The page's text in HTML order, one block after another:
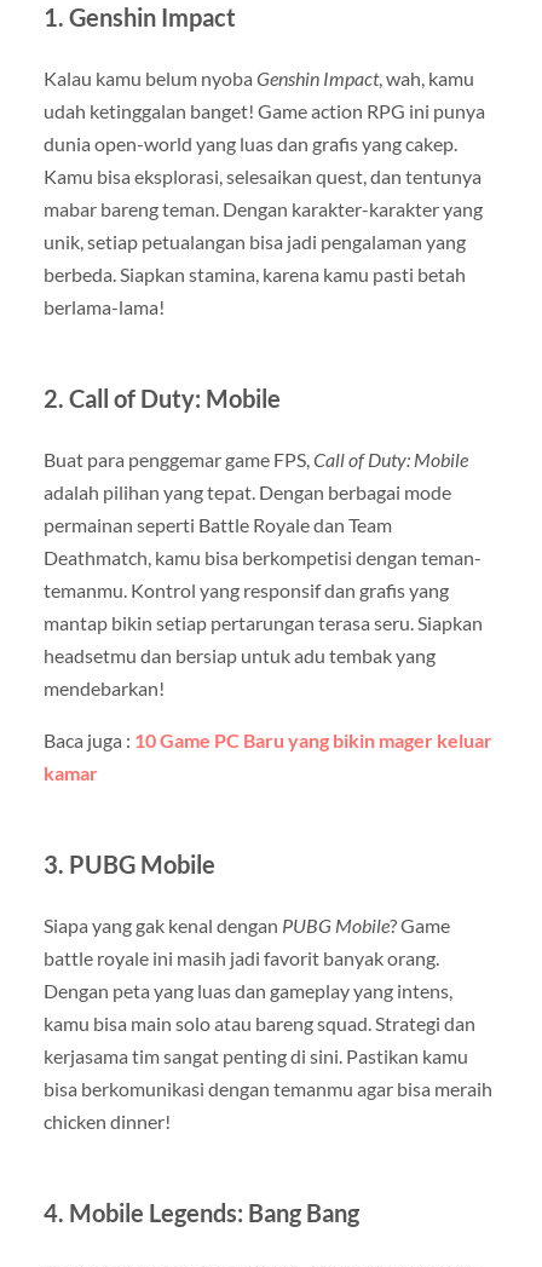
1. Genshin Impact
Kalau kamu belum nyoba Genshin Impact, wah, kamu
udah ketinggalan banget! Game action RPG ini punya
dunia open-world yang luas dan grafis yang cakep.
Kamu bisa eksplorasi, selesaikan quest, dan tentunya
mabar bareng teman. Dengan karakter-karakter yang
unik, setiap petualangan bisa jadi pengalaman yang
berbeda. Siapkan stamina, karena kamu pasti betah
berlama-lama!
2. Call of Duty: Mobile
Buat para penggemar game FPS, Call of Duty: Mobile
adalah pilihan yang tepat. Dengan berbagai mode
permainan seperti Battle Royale dan Team
Deathmatch, kamu bisa berkompetisi dengan teman-
temanmu. Kontrol yang responsif dan grafis yang
mantap bikin setiap pertarungan terasa seru. Siapkan
headsetmu dan bersiap untuk adu tembak yang
mendebarkan!
Baca juga : 10 Game PC Baru yang bikin mager keluar
kamar
3. PUBG Mobile
Siapa yang gak kenal dengan PUBG Mobile? Game
battle royale ini masih jadi favorit banyak orang.
Dengan peta yang luas dan gameplay yang intens,
kamu bisa main solo atau bareng squad. Strategi dan
kerjasama tim sangat penting di sini. Pastikan kamu
bisa berkomunikasi dengan temanmu agar bisa meraih
chicken dinner!
4. Mobile Legends: Bang Bang